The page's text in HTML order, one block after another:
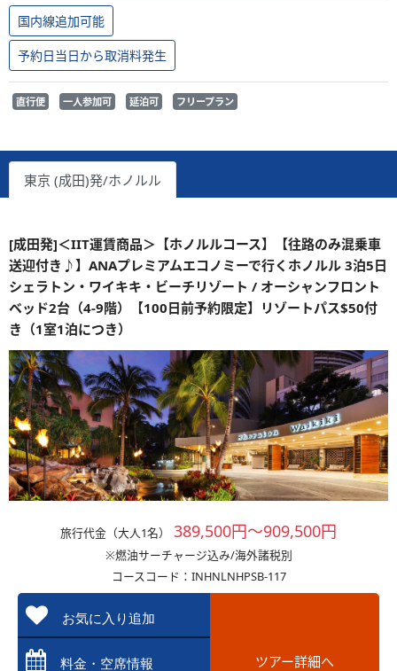
国内線追加可能
予約日当日から取消料発生
直行便 一人参加可 延泊可 フリープラン
東京 (成田)発/ホノルル
[成田発]＜IIT運賃商品＞【ホノルルコース】【往路のみ混乗車
送迎付き♪】ANAプレミアムエコノミーで行くホノルル 3泊5日
シェラトン・ワイキキ・ビーチリゾート / オーシャンフロント
ベッド2台（4-9階）【100日前予約限定】リゾートパス$50付
き（1室1泊につき）
旅行代金（大人1名） 389,500円～909,500円
※燃油サーチャージ込み/海外諸税別
コースコード：INHNLNHPSB-117
お気に入り追加
料金・空席情報 ツアー詳細へ